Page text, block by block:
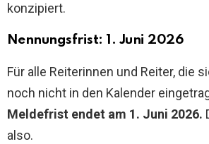
konzipiert.
Nennungsfrist: 1. Juni 2026
Für alle Reiterinnen und Reiter, die
noch nicht in den Kalender
Meldefrist endet am 1. Juni 2026.
also.